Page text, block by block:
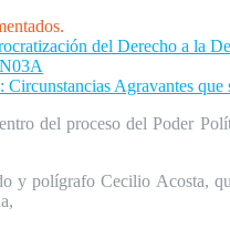
del Derecho a la
Agravantes que
del proceso del Poder
y polígrafo Cecilio Acosta,